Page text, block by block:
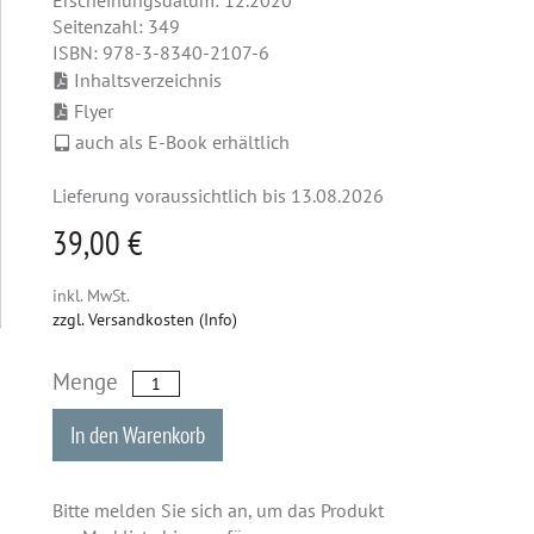
Seitenzahl: 349
ISBN: 978-3-8340-2107-6
Inhaltsverzeichnis
Flyer
auch als E-Book erhältlich
Lieferung voraussichtlich bis 13.08.2026
39,00 €
inkl. MwSt.
zzgl. Versandkosten (Info)
Menge
In den Warenkorb
Bitte melden Sie sich an, um das Produkt